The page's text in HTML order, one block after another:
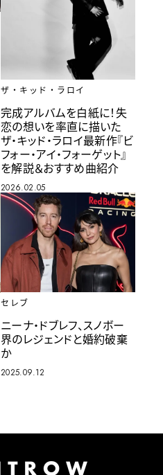
ザ・キッド・ラロイ
完成アルバムを白紙に！失
恋の想いを率直に描いた
ザ・キッド・ラロイ最新作『ビ
フォー・アイ・フォーゲット』
を解説＆おすすめ曲紹介
2026.02.05
セレブ
ニーナ・ドブレフ、スノボー
界のレジェンドと婚約破棄
か
2025.09.12